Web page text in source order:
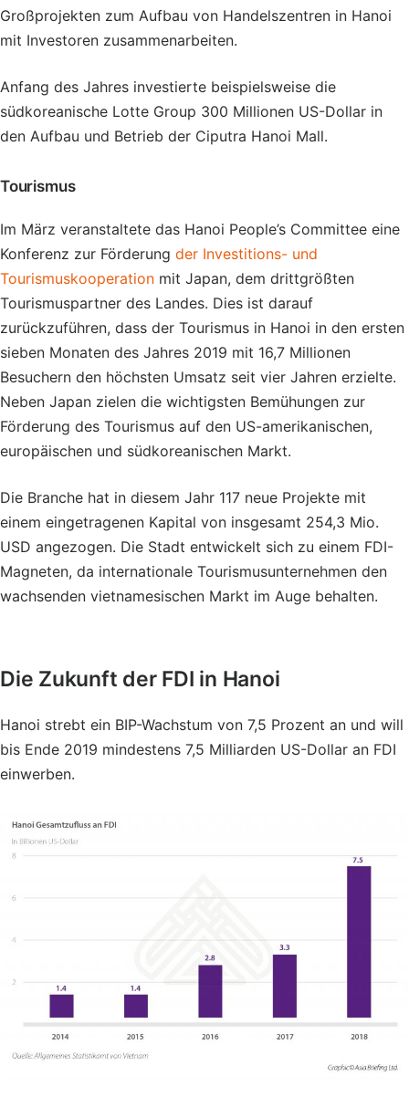
Großprojekten zum Aufbau von Handelszentren in Hanoi
mit Investoren zusammenarbeiten.
Anfang des Jahres investierte beispielsweise die
südkoreanische Lotte Group 300 Millionen US-Dollar in
den Aufbau und Betrieb der Ciputra Hanoi Mall.
Tourismus
Im März veranstaltete das Hanoi People’s Committee eine
Konferenz zur Förderung der Investitions- und
Tourismuskooperation mit Japan, dem drittgrößten
Tourismuspartner des Landes. Dies ist darauf
zurückzuführen, dass der Tourismus in Hanoi in den ersten
sieben Monaten des Jahres 2019 mit 16,7 Millionen
Besuchern den höchsten Umsatz seit vier Jahren erzielte.
Neben Japan zielen die wichtigsten Bemühungen zur
Förderung des Tourismus auf den US-amerikanischen,
europäischen und südkoreanischen Markt.
Die Branche hat in diesem Jahr 117 neue Projekte mit
einem eingetragenen Kapital von insgesamt 254,3 Mio.
USD angezogen. Die Stadt entwickelt sich zu einem FDI-
Magneten, da internationale Tourismusunternehmen den
wachsenden vietnamesischen Markt im Auge behalten.
Die Zukunft der FDI in Hanoi
Hanoi strebt ein BIP-Wachstum von 7,5 Prozent an und will
bis Ende 2019 mindestens 7,5 Milliarden US-Dollar an FDI
einwerben.